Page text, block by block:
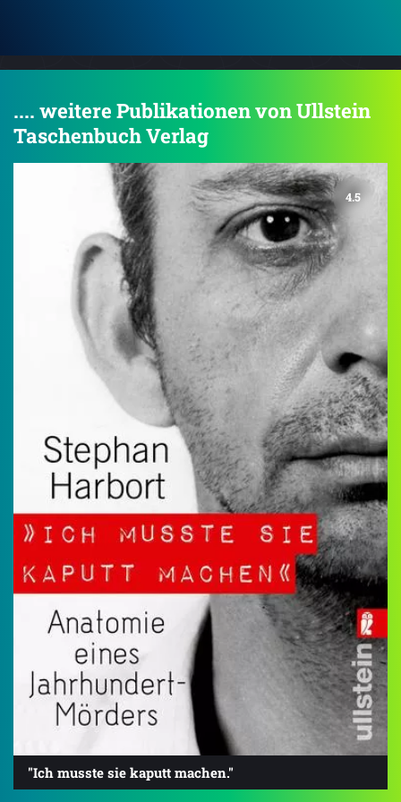
.... weitere Publikationen von Ullstein
Taschenbuch Verlag
4.5
"Ich musste sie kaputt machen."